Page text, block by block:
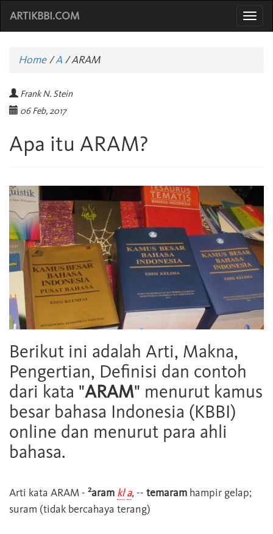
ARTIKBBI.COM
Home/A /ARAM
Frank N. Stein
06 Feb, 2017
Apa itu ARAM?
Berikut ini adalah Arti, Makna,
Pengertian, Definisi dan contoh
dari kata "ARAM" menurut kamus
besar bahasa Indonesia (KBBI)
online dan menurut para ahli
bahasa.
Arti kata ARAM - 2aram kl a, -- temaram hampir gelap;
suram (tidak bercahaya terang)